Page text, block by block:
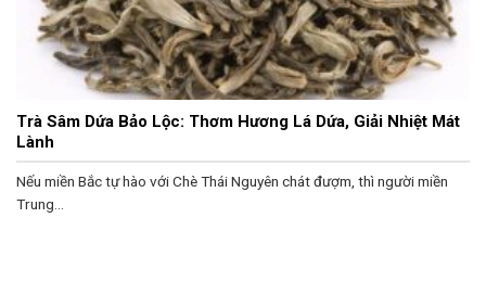
Trà Sâm Dứa Bảo Lộc: Thơm Hương Lá Dứa, Giải Nhiệt Mát
Lành
Nếu miền Bắc tự hào với Chè Thái Nguyên chát đượm, thì người miền
Trung...